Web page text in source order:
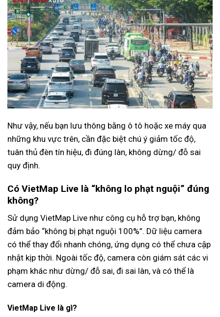
Như vậy, nếu bạn lưu thông bằng ô tô hoặc xe máy qua
những khu vực trên, cần đặc biệt chú ý giảm tốc độ,
tuân thủ đèn tín hiệu, đi đúng làn, không dừng/ đỗ sai
quy định.
Có VietMap Live là “không lo phạt nguội” đúng
không?
Sử dụng VietMap Live như công cụ hỗ trợ bạn, không
đảm bảo “không bị phạt nguội 100%”. Dữ liệu camera
có thể thay đổi nhanh chóng, ứng dụng có thể chưa cập
nhật kịp thời. Ngoài tốc độ, camera còn giám sát các vi
phạm khác như dừng/ đỗ sai, đi sai làn, và có thể là
camera di động.
VietMap Live là gì?